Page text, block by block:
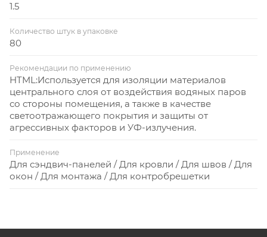
1.5
Количество штук в упаковке
80
Рекомендации по применению
HTML:Используется для изоляции материалов
центрального слоя от воздействия водяных паров
со стороны помещения, а также в качестве
светоотражающего покрытия и защиты от
агрессивных факторов и УФ-излучения.
Применение
Для сэндвич-панелей / Для кровли / Для швов / Для
окон / Для монтажа / Для контробрешетки